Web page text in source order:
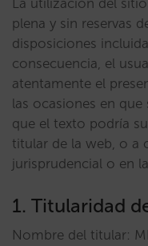
La utilización del
plena y sin reservas
disposiciones
consecuencia, el
atentamente el
las ocasiones en
que el texto podría
titular de la web, o a
jurisprudencial o en
1. Titularidad
Nombre del titular: